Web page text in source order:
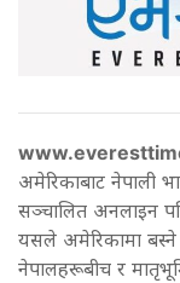
अमेरिकाबाट नेपाली
सञ्चालित अनलाइन
यसले अमेरिकामा बस्ने
नेपालहरूबीच र